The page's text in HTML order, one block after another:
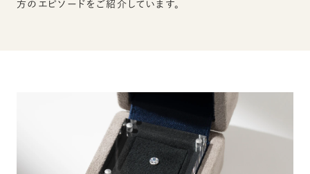
方のエピソードをご紹介しています。